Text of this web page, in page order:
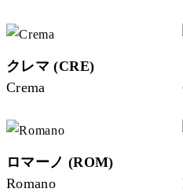
クレマ (CRE)
Crema
ロマーノ (ROM)
Romano